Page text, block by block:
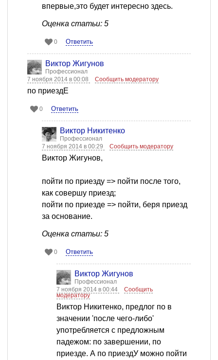
впервые,это будет интересно здесь.
Оценка статьи: 5
0 Ответить
Виктор Жигунов
Профессионал
7 ноября 2014 в 00:08
Сообщить модератору
по приездЕ
0 Ответить
Виктор Никитенко
Профессионал
7 ноября 2014 в 00:29
Сообщить модератору
Виктор Жигунов,
пойти по приезду => пойти после того,
как совершу приезд;
пойти по приезде => пойти, беря приезд
за основание.
Оценка статьи: 5
0 Ответить
Виктор Жигунов
Профессионал
7 ноября 2014 в 00:44
Сообщить
модератору
Виктор Никитенко, предлог по в
значении 'после чего-либо'
употребляется с предложным
падежом: по завершении, по
приезде. А по приездУ можно пойти